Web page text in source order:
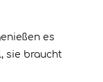
es
sie braucht